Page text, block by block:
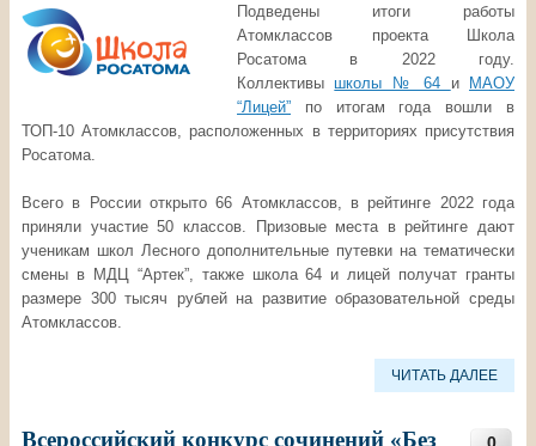
Подведены итоги работы
Атомклассов проекта Школа
Росатома в 2022 году.
Коллективы школы № 64 и
МАОУ
“Лицей” по итогам года вошли в
ТОП-10 Атомклассов, расположенных в территориях присутствия
Росатома.
Всего в России открыто 66 Атомклассов, в рейтинге 2022 года
приняли участие 50 классов. Призовые места в рейтинге дают
ученикам школ Лесного дополнительные путевки на тематически
смены в МДЦ “Артек”, также школа 64 и лицей получат гранты
размере 300 тысяч рублей на развитие образовательной среды
Атомклассов.
ЧИТАТЬ ДАЛЕЕ
Всероссийский конкурс сочинений «Без